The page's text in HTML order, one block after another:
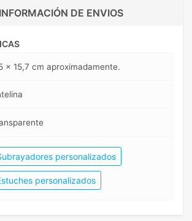
INFORMACIÓN DE ENVIOS
x 15,7 cm aproximadamente.
personalizados
personalizados